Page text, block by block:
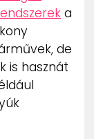
a
de
is hasznát